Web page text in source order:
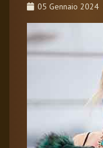
05 Gennaio 2024